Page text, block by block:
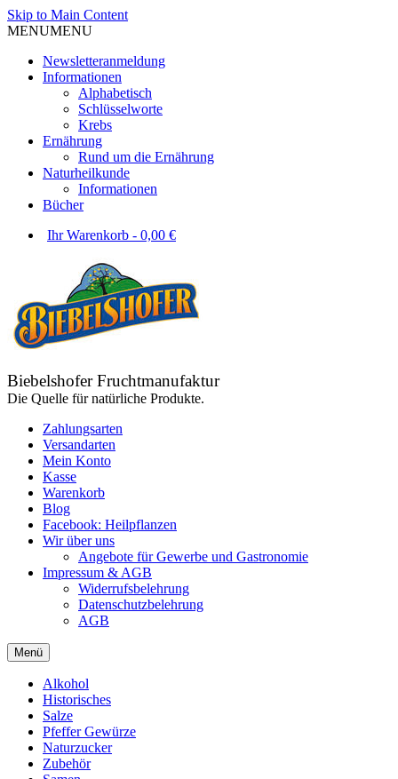
Skip to Main Content
MENUMENU
Newsletteranmeldung
Informationen
Alphabetisch
Schlüsselworte
Krebs
Ernährung
Rund um die Ernährung
Naturheilkunde
Informationen
Bücher
Ihr Warenkorb - 0,00 €
Biebelshofer Fruchtmanufaktur
Die Quelle für natürliche Produkte.
Zahlungsarten
Versandarten
Mein Konto
Kasse
Warenkorb
Blog
Facebook: Heilpflanzen
Wir über uns
Angebote für Gewerbe und Gastronomie
Impressum & AGB
Widerrufsbelehrung
Datenschutzbelehrung
AGB
Menü
Alkohol
Historisches
Salze
Pfeffer Gewürze
Naturzucker
Zubehör